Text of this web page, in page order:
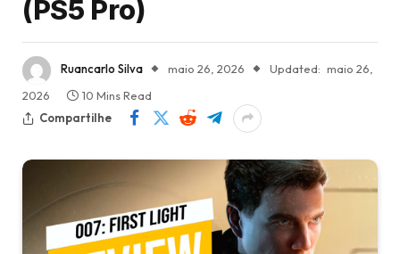
(PS5 Pro)
Ruancarlo Silva maio 26, 2026 Updated: maio 26,
2026
10 Mins Read
Compartilhe